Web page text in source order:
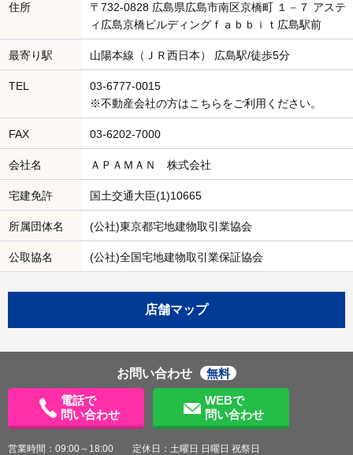
住所
〒732-0828 広島県広島市南区京橋町 １－７ アステ
ィ広島京橋ビルディングｆａｂｂｉｔ広島駅前
最寄り駅 山陽本線（ＪＲ西日本） 広島駅/徒歩5分
TEL
03-6777-0015
※不動産会社の方はこちらをご利用ください。
FAX 03-6202-7000
会社名 ＡＰＡＭＡＮ 株式会社
宅建免許 国土交通大臣(1)10665
所属団体名 (公社)東京都宅地建物取引業協会
公取協名 (公社)全国宅地建物取引業保証協会
店舗マップ
お問い合わせ
無料
電話で
問い合わせ
WEBで
問い合わせ
営業時間：09:00～18:00 定休日：土曜日 日曜日 祝祭日